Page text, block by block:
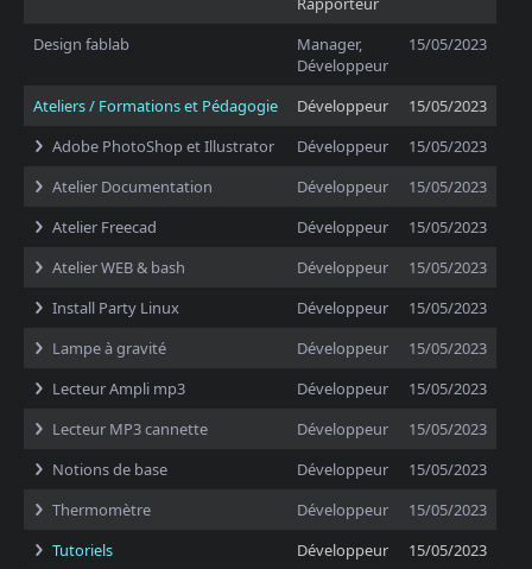
Design fablab
Manager,
Développeur
15/05/2023
Ateliers / Formations et Pédagogie Développeur
15/05/2023
Adobe PhotoShop et Illustrator
Développeur
15/05/2023
Atelier Documentation
Développeur
15/05/2023
Atelier Freecad
Développeur
15/05/2023
Atelier WEB & bash
Développeur
15/05/2023
Install Party Linux
Développeur
15/05/2023
Lampe à gravité
Développeur
15/05/2023
Lecteur Ampli mp3
Développeur
15/05/2023
Lecteur MP3 cannette
Développeur
15/05/2023
Notions de base
Développeur
15/05/2023
Thermomètre
Développeur
15/05/2023
Tutoriels
Développeur
15/05/2023